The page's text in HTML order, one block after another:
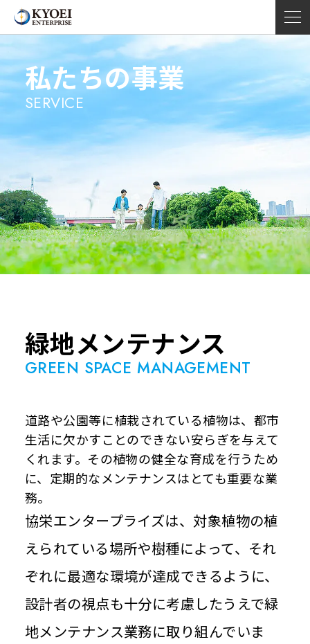
私たちの事業
SERVICE
緑地メンテナンス
GREEN SPACE MANAGEMENT
道路や公園等に植栽されている植物は、都市
生活に欠かすことのできない安らぎを与えて
くれます。その植物の健全な育成を行うため
に、定期的なメンテナンスはとても重要な業
務。
協栄エンタープライズは、対象植物の植
えられている場所や樹種によって、それ
ぞれに最適な環境が達成できるように、
設計者の視点も十分に考慮したうえで緑
地メンテナンス業務に取り組んでいま